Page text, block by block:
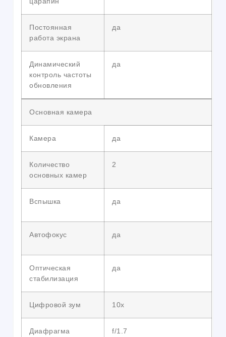
Постоянная
работа экрана
да
Динамический
контроль частоты
обновления
да
Основная камера
Камера да
Количество
основных камер
2
Вспышка да
Автофокус да
Оптическая
стабилизация
да
Цифровой зум 10x
Диафрагма
f/1.7